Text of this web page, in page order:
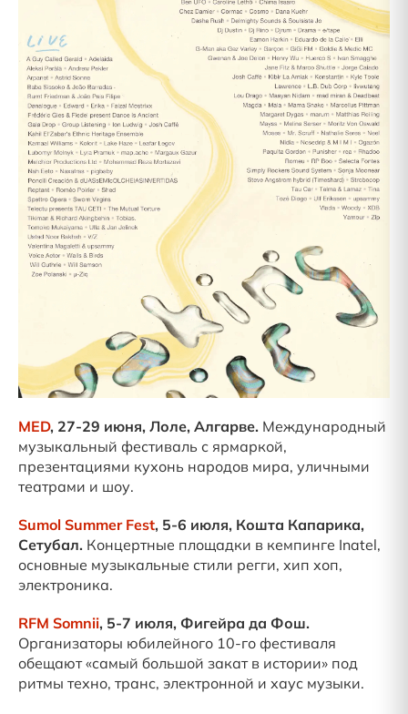
MED, 27-29 июня, Лоле, Алгарве. Международный
музыкальный фестиваль с ярмаркой,
презентациями кухонь народов мира, уличными
театрами и шоу.
Sumol Summer Fest, 5-6 июля, Кошта Капарика,
Сетубал. Концертные площадки в кемпинге Inatel,
основные музыкальные стили регги, хип хоп,
электроника.
RFM Somnii, 5-7 июля, Фигейра да Фош.
Организаторы юбилейного 10-го фестиваля
обещают «самый большой закат в истории» под
ритмы техно, транс, электронной и хаус музыки.